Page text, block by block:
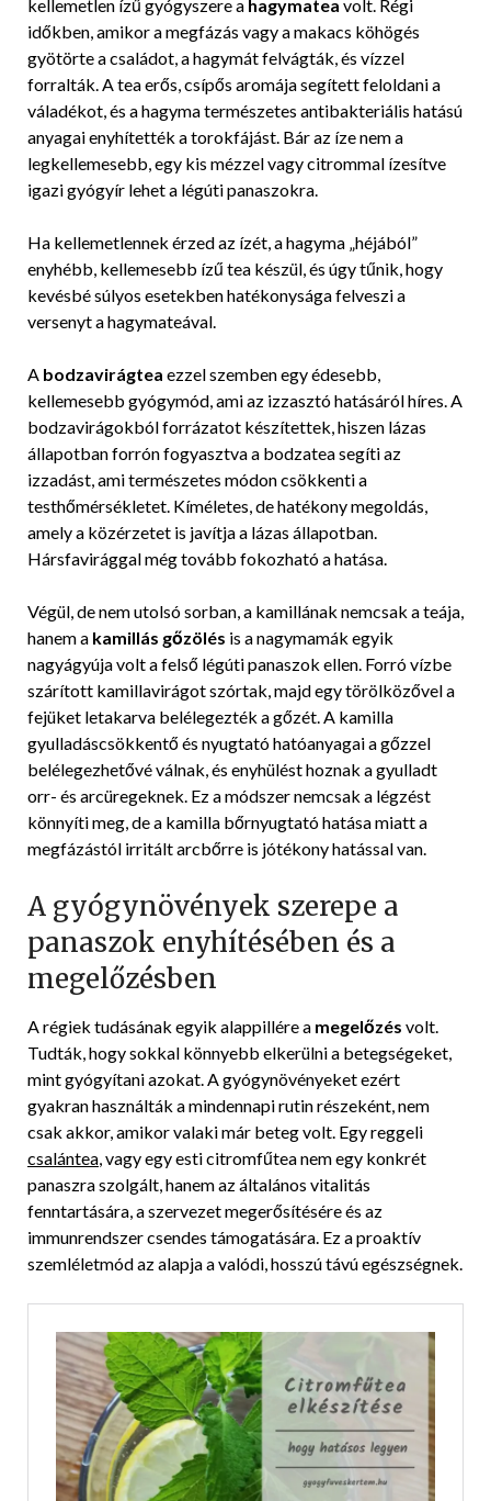
kellemetlen ízű gyógyszere a hagymatea volt. Régi
időkben, amikor a megfázás vagy a makacs köhögés
gyötörte a családot, a hagymát felvágták, és vízzel
forralták. A tea erős, csípős aromája segített feloldani a
váladékot, és a hagyma természetes antibakteriális hatású
anyagai enyhítették a torokfájást. Bár az íze nem a
legkellemesebb, egy kis mézzel vagy citrommal ízesítve
igazi gyógyír lehet a légúti panaszokra.
Ha kellemetlennek érzed az ízét, a hagyma „héjából”
enyhébb, kellemesebb ízű tea készül, és úgy tűnik, hogy
kevésbé súlyos esetekben hatékonysága felveszi a
versenyt a hagymateával.
A bodzavirágtea ezzel szemben egy édesebb,
kellemesebb gyógymód, ami az izzasztó hatásáról híres. A
bodzavirágokból forrázatot készítettek, hiszen lázas
állapotban forrón fogyasztva a bodzatea segíti az
izzadást, ami természetes módon csökkenti a
testhőmérsékletet. Kíméletes, de hatékony megoldás,
amely a közérzetet is javítja a lázas állapotban.
Hársfavirággal még tovább fokozható a hatása.
Végül, de nem utolsó sorban, a kamillának nemcsak a teája,
hanem a kamillás gőzölés is a nagymamák egyik
nagyágyúja volt a felső légúti panaszok ellen. Forró vízbe
szárított kamillavirágot szórtak, majd egy törölközővel a
fejüket letakarva belélegezték a gőzét. A kamilla
gyulladáscsökkentő és nyugtató hatóanyagai a gőzzel
belélegezhetővé válnak, és enyhülést hoznak a gyulladt
orr- és arcüregeknek. Ez a módszer nemcsak a légzést
könnyíti meg, de a kamilla bőrnyugtató hatása miatt a
megfázástól irritált arcbőrre is jótékony hatással van.
A gyógynövények szerepe a
panaszok enyhítésében és a
megelőzésben
A régiek tudásának egyik alappillére a megelőzés volt.
Tudták, hogy sokkal könnyebb elkerülni a betegségeket,
mint gyógyítani azokat. A gyógynövényeket ezért
gyakran használták a mindennapi rutin részeként, nem
csak akkor, amikor valaki már beteg volt. Egy reggeli
csalántea , vagy egy esti citromfűtea nem egy konkrét
panaszra szolgált, hanem az általános vitalitás
fenntartására, a szervezet megerősítésére és az
immunrendszer csendes támogatására. Ez a proaktív
szemléletmód az alapja a valódi, hosszú távú egészségnek.